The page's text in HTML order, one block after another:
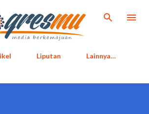
ke konten utama
Liputan Lainnya…